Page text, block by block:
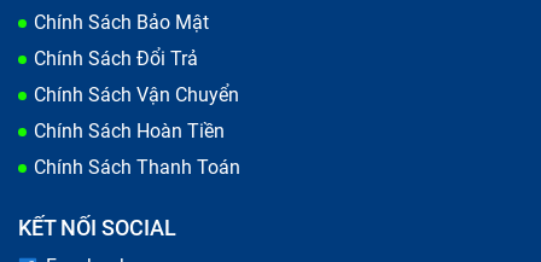
Chính Sách Bảo Mật
Chính Sách Đổi Trả
Chính Sách Vận Chuyển
Chính Sách Hoàn Tiền
Chính Sách Thanh Toán
KẾT NỐI SOCIAL